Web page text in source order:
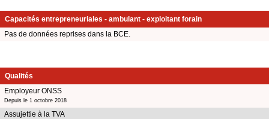
Capacités entrepreneuriales - ambulant - exploitant forain
Pas de données reprises dans la BCE.
Qualités
Employeur ONSS
Depuis le 1 octobre 2018
Assujettie à la TVA